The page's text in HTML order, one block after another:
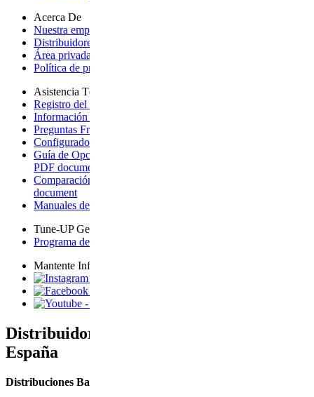
Acerca De
Nuestra empresa
Distribuidores internacionales
Área privada tienda
Política de privacidad
Asistencia Técnica
Registro del producto + Garantía
Información sobre la garantía
Preguntas Frecuentes
Configurador para Vista
Guía de Opciones de Ampliación para Vista
PDF document
Comparación de carritos de bebé
document
Manuales de Productos
Tune-UP Gear-UP
Programa de Eventos
Mantente Informado
- opens page on an external site
Distribuidor oficial de UPPAbaby en
España
Distribuciones Baby mímame S.L.